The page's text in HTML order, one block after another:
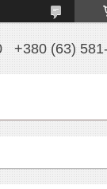
+380 (63)